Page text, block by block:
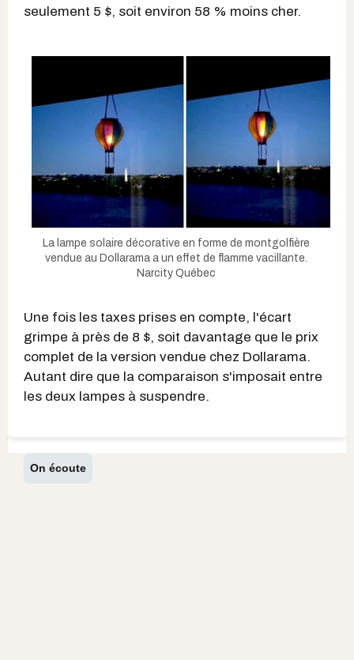
seulement 5 $, soit environ 58 % moins cher.
La lampe solaire décorative en forme de montgolfière
vendue au Dollarama a un effet de flamme vacillante.
Narcity Québec
Une fois les taxes prises en compte, l'écart
grimpe à près de 8 $, soit davantage que le prix
complet de la version vendue chez Dollarama.
Autant dire que la comparaison s'imposait entre
les deux lampes à suspendre.
On écoute